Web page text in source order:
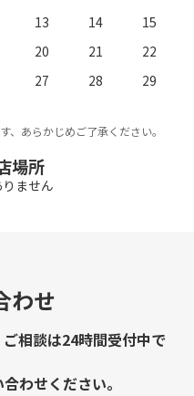
13 14
15
20 21
22
27 28
29
あらかじめご了承ください。
場所
ません
わせ
相談は24時間受付中で
わせください。